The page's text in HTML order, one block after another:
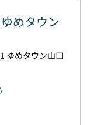
めタウン
ゆめタウン山口